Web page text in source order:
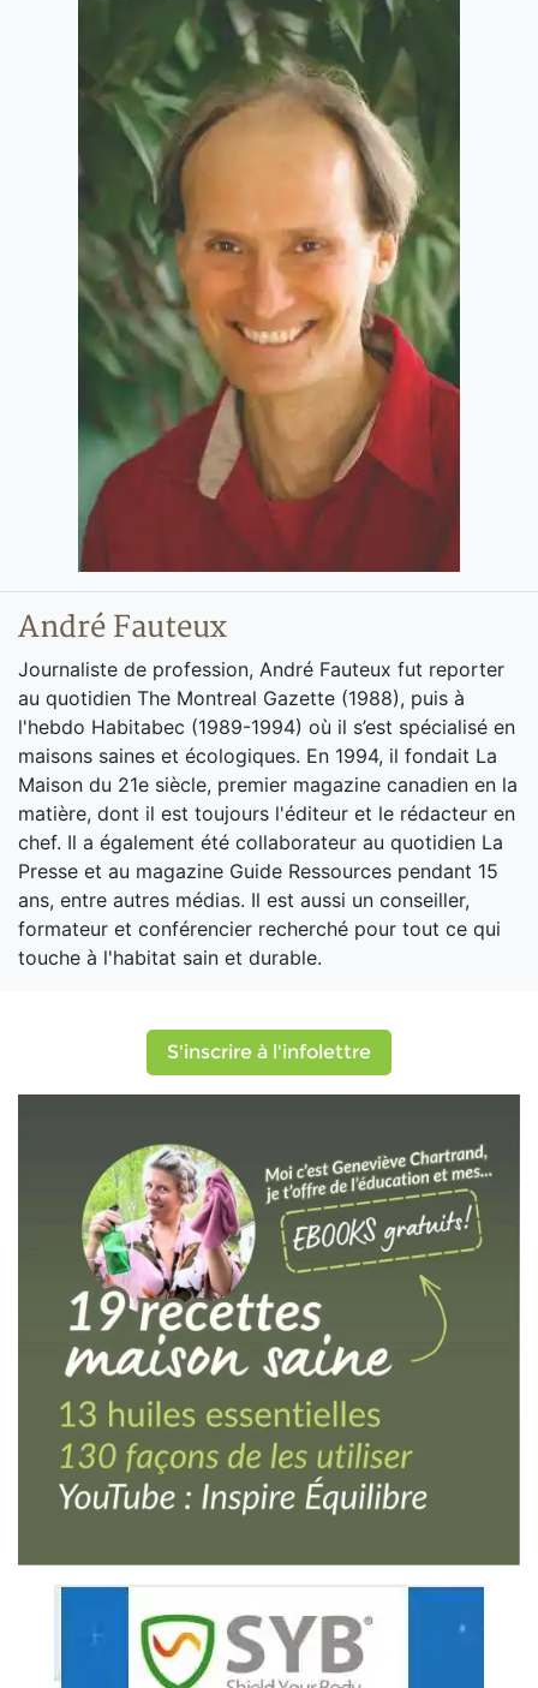
André Fauteux
Journaliste de profession, André Fauteux fut reporter
au quotidien The Montreal Gazette (1988), puis à
l'hebdo Habitabec (1989-1994) où il s’est spécialisé en
maisons saines et écologiques. En 1994, il fondait La
Maison du 21e siècle, premier magazine canadien en la
matière, dont il est toujours l'éditeur et le rédacteur en
chef. Il a également été collaborateur au quotidien La
Presse et au magazine Guide Ressources pendant 15
ans, entre autres médias. Il est aussi un conseiller,
formateur et conférencier recherché pour tout ce qui
touche à l'habitat sain et durable.
S'inscrire à l'infolettre